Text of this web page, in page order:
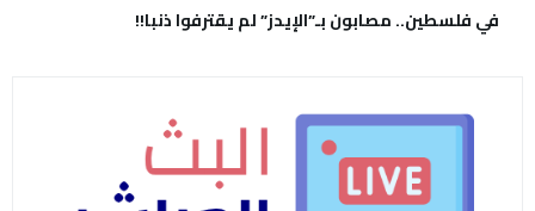
في فلسطين.. مصابون بـ”الإيدز” لم يقترفوا ذنبا!!